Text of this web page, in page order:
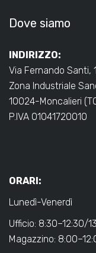
Dove siamo
INDIRIZZO:
Via Fernando Santi,
Zona Industriale
10024-Moncalieri
P.IVA 01041720010
ORARI:
Lunedì-Venerdì
Ufficio: 8:30–12:30/
Magazzino: